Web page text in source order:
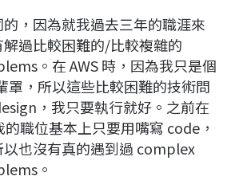
，因為就我過去三年的職涯來
過比較困難的/比較複雜的
。在 AWS 時，因為我只是個
罩，所以這些比較困難的技術問
，我只要執行就好。之前在
的職位基本上只要用嘴寫 code，
也沒有真的遇到過 complex
。